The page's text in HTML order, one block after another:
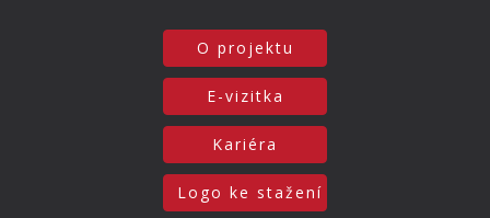
O projektu
E-vizitka
Kariéra
Logo ke stažení